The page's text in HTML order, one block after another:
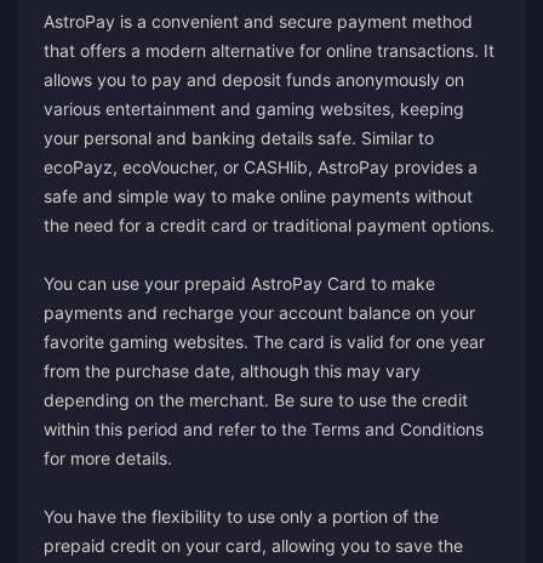
AstroPay is a convenient and secure payment method
that offers a modern alternative for online transactions. It
allows you to pay and deposit funds anonymously on
various entertainment and gaming websites, keeping
your personal and banking details safe. Similar to
ecoPayz, ecoVoucher, or CASHlib, AstroPay provides a
safe and simple way to make online payments without
the need for a credit card or traditional payment options.
You can use your prepaid AstroPay Card to make
payments and recharge your account balance on your
favorite gaming websites. The card is valid for one year
from the purchase date, although this may vary
depending on the merchant. Be sure to use the credit
within this period and refer to the Terms and Conditions
for more details.
You have the flexibility to use only a portion of the
prepaid credit on your card, allowing you to save the